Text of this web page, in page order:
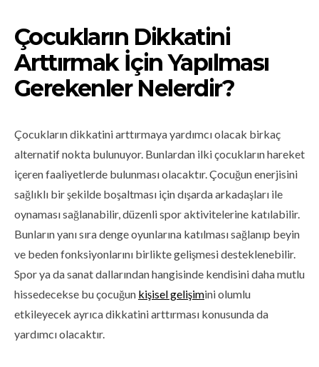
Çocukların Dikkatini
Arttırmak İçin Yapılması
Gerekenler Nelerdir?
Çocukların dikkatini arttırmaya yardımcı olacak birkaç
alternatif nokta bulunuyor. Bunlardan ilki çocukların hareket
içeren faaliyetlerde bulunması olacaktır. Çocuğun enerjisini
sağlıklı bir şekilde boşaltması için dışarda arkadaşları ile
oynaması sağlanabilir, düzenli spor aktivitelerine katılabilir.
Bunların yanı sıra denge oyunlarına katılması sağlanıp beyin
ve beden fonksiyonlarını birlikte gelişmesi desteklenebilir.
Spor ya da sanat dallarından hangisinde kendisini daha mutlu
hissedecekse bu çocuğun kişisel gelişimini olumlu
etkileyecek ayrıca dikkatini arttırması konusunda da
yardımcı olacaktır.